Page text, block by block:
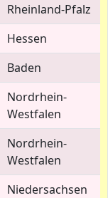
Rheinland-Pfalz
Hessen
Baden
Nordrhein-
Westfalen
Nordrhein-
Westfalen
Niedersachsen